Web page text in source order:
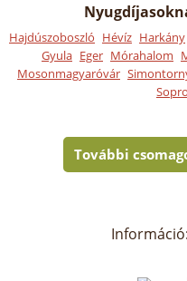
Hajdúszoboszló Hévíz Harkány
Gyula Eger Mórahalom
Mosonmagyaróvár
További
Információ: